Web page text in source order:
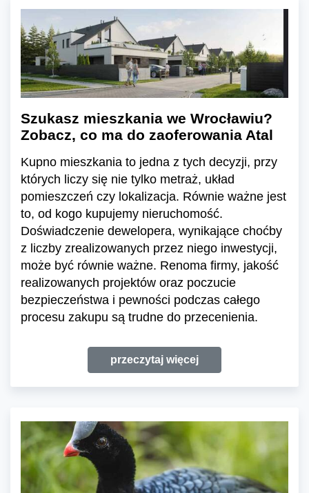
Szukasz mieszkania we Wrocławiu?
Zobacz, co ma do zaoferowania Atal
Kupno mieszkania to jedna z tych decyzji, przy
których liczy się nie tylko metraż, układ
pomieszczeń czy lokalizacja. Równie ważne jest
to, od kogo kupujemy nieruchomość.
Doświadczenie dewelopera, wynikające choćby
z liczby zrealizowanych przez niego inwestycji,
może być równie ważne. Renoma firmy, jakość
realizowanych projektów oraz poczucie
bezpieczeństwa i pewności podczas całego
procesu zakupu są trudne do przecenienia.
przeczytaj więcej